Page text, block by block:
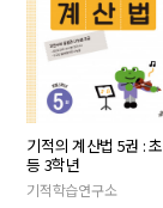
기적의 계산법 5권 : 초
등 3학년
기적학습연구소